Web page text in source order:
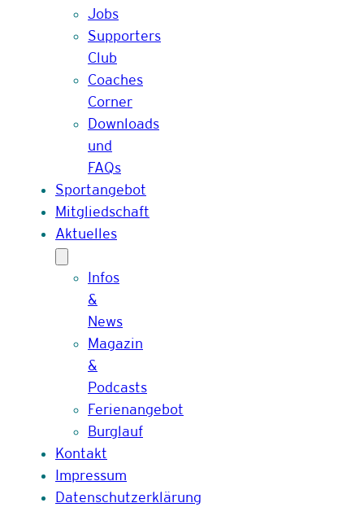
Jobs
Supporters
Club
Coaches
Corner
Downloads
und
FAQs
Sportangebot
Mitgliedschaft
Aktuelles
Infos
&
News
Magazin
&
Podcasts
Ferienangebot
Burglauf
Kontakt
Impressum
Datenschutzerklärung